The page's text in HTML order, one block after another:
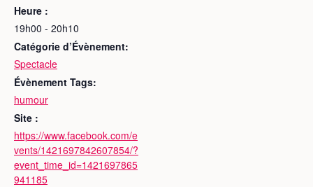
Heure :
19h00 - 20h10
Catégorie d’Évènement:
Spectacle
Évènement Tags:
humour
Site :
https://www.facebook.com/e
vents/1421697842607854/?
event_time_id=1421697865
941185